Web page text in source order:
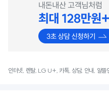
인터넷, 렌탈, LG U+, 카톡, 상담, 안내, 알뜰